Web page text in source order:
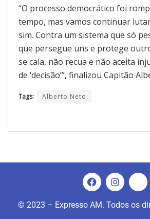
“O processo democrático foi
tempo, mas vamos continuar
sim. Contra um sistema que só
que persegue uns e protege
se cala, não recua e não aceita
de ‘decisão’”, finalizou Capitão
Tags: Alberto Neto
© 2023 – Expresso AM. Todos os